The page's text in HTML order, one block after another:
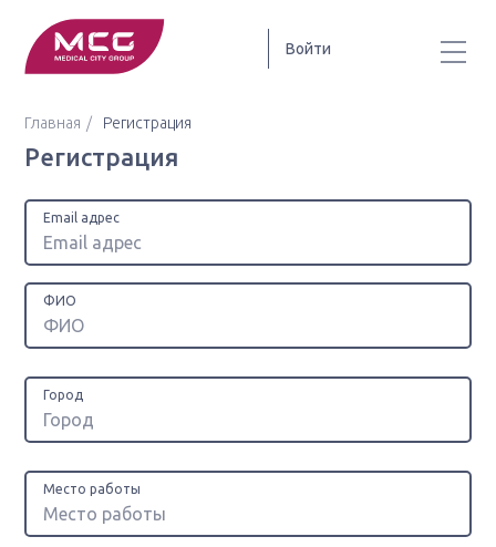
Войти
Главная Регистрация
Регистрация
Email адрес
ФИО
Город
Место работы